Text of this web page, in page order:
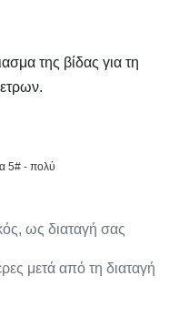
της βίδας για τη
5# - πολύ
ως διαταγή σας
μετά από τη διαταγή